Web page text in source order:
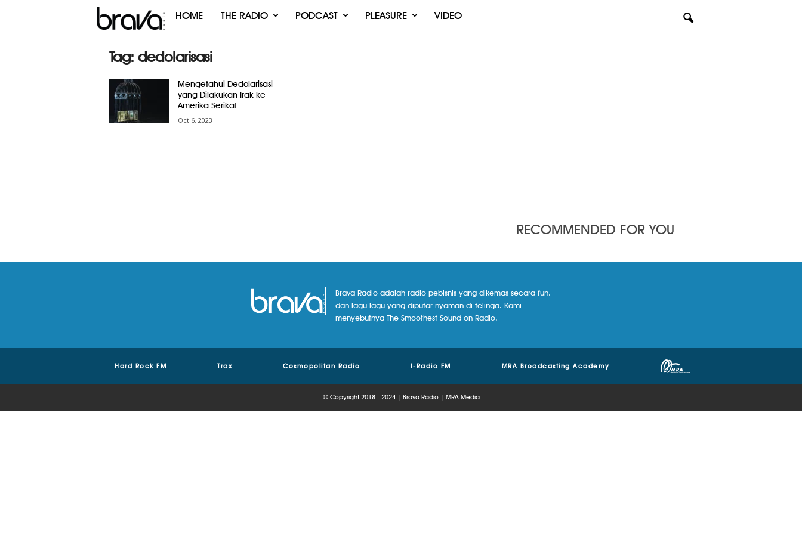
Brava
HOME THE RADIO PODCAST PLEASURE VIDEO
Tag: dedolarisasi
Mengetahui Dedolarisasi
yang Dilakukan Irak ke
Amerika Serikat
Oct 6, 2023
RECOMMENDED FOR YOU
Brava Radio adalah radio pebisnis yang dikemas secara fun,
dan lagu-lagu yang diputar nyaman di telinga. Kami
menyebutnya The Smoothest Sound on Radio.
Hard Rock FM Trax Cosmopolitan Radio I-Radio FM MRA Broadcasting Academy
© Copyright 2018 - 2024 | Brava Radio | MRA Media